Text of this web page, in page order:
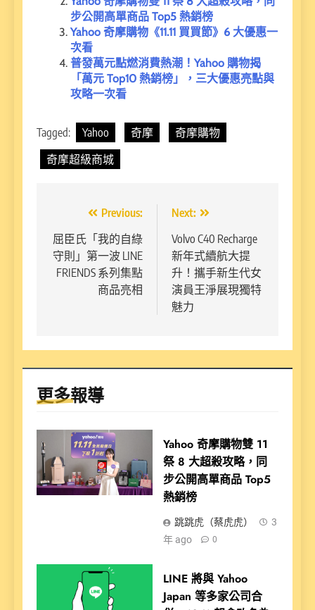
步公開高單商品 Top5 熱銷榜
Yahoo 奇摩購物《11.11 買買節》6 大優惠一
次看
普發萬元點燃消費熱潮！Yahoo 購物揭
「萬元 Top10 熱銷榜」，三大優惠亮點與
攻略一次看
Tagged: Yahoo 奇摩
奇摩購物
奇摩超級商城
章
導
Previous:
屈臣氏「我的自綠
守則」第一波 LINE
FRIENDS 系列集點
商品亮相
Next:
Volvo C40 Recharge
新年式續航大提
升！攜手新生代女
演員王淨展現獨特
魅力
更多報導
Yahoo 奇摩購物雙 11
祭 8 大超殺攻略，同
步公開高單商品 Top5
熱銷榜
跳跳虎（蔡虎虎）
3
年 ago
0
LINE 將與 Yahoo
Japan 等多家公司合